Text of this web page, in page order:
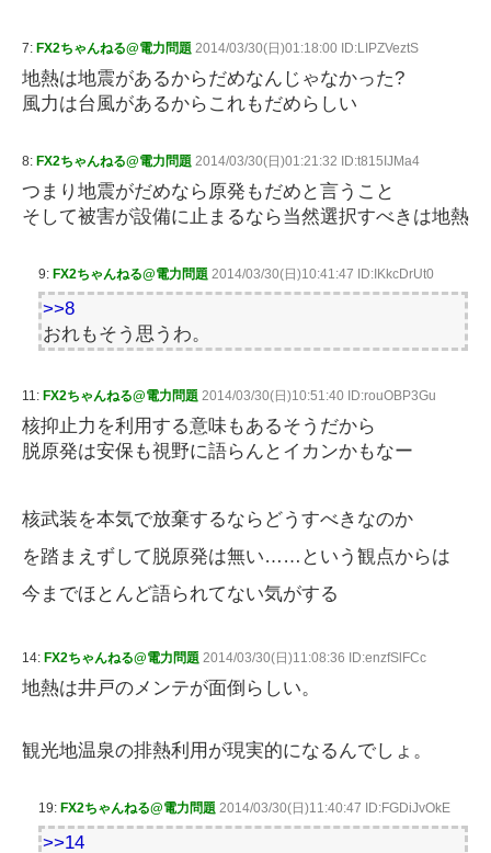
7: FX2ちゃんねる@電力問題 2014/03/30(日)01:18:00 ID:LIPZVeztS
地熱は地震があるからだめなんじゃなかった?
風力は台風があるからこれもだめらしい
8: FX2ちゃんねる@電力問題 2014/03/30(日)01:21:32 ID:t815IJMa4
つまり地震がだめなら原発もだめと言うこと
そして被害が設備に止まるなら当然選択すべきは地熱
9: FX2ちゃんねる@電力問題 2014/03/30(日)10:41:47 ID:IKkcDrUt0
>>8
おれもそう思うわ。
11: FX2ちゃんねる@電力問題 2014/03/30(日)10:51:40 ID:rouOBP3Gu
核抑止力を利用する意味もあるそうだから
脱原発は安保も視野に語らんとイカンかもなー
核武装を本気で放棄するならどうすべきなのか
を踏まえずして脱原発は無い……という観点からは
今までほとんど語られてない気がする
14: FX2ちゃんねる@電力問題 2014/03/30(日)11:08:36 ID:enzfSlFCc
地熱は井戸のメンテが面倒らしい。
観光地温泉の排熱利用が現実的になるんでしょ。
19: FX2ちゃんねる@電力問題 2014/03/30(日)11:40:47 ID:FGDiJvOkE
>>14